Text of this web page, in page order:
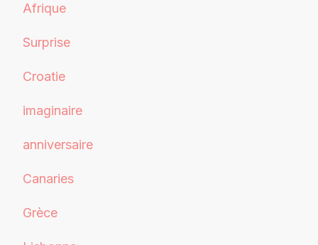
Afrique
Surprise
Croatie
imaginaire
anniversaire
Canaries
Grèce